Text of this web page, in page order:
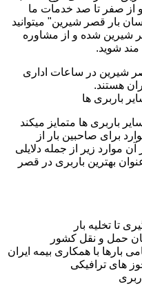
از صفر تا صد خدمات ما
بار قصر شیرین" میتوانید
شیرین شده و از مشاوره
مند شوید.
شیرین در ساعات اداری
هستند.
باربری ها
باربری ها متمایز میکند
برای صاحبین بار از
موارد زیر از جمله دلایلی
بهترین باربری در قصر
تا تخلیه بار
حمل و نقل کشور
بارها با همکاری بیمه ایران
های ترافیکی